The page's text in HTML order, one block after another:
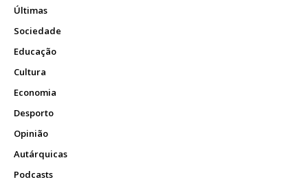
Últimas
Sociedade
Educação
Cultura
Economia
Desporto
Opinião
Autárquicas
Podcasts